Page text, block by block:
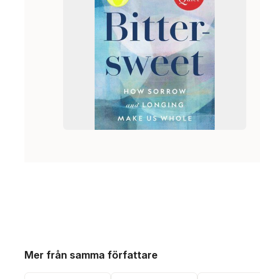
Mer från samma författare